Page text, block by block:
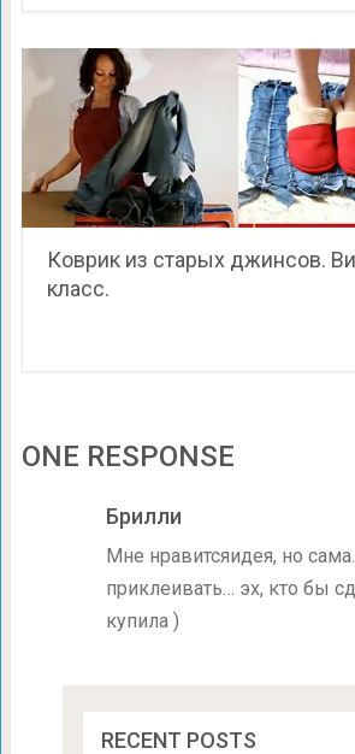
Коврик из старых джинсов.
класс.
ONE RESPONSE
Брилли
Мне нравитсяидея, но
приклеивать… эх, кто бы
купила )
RECENT POSTS